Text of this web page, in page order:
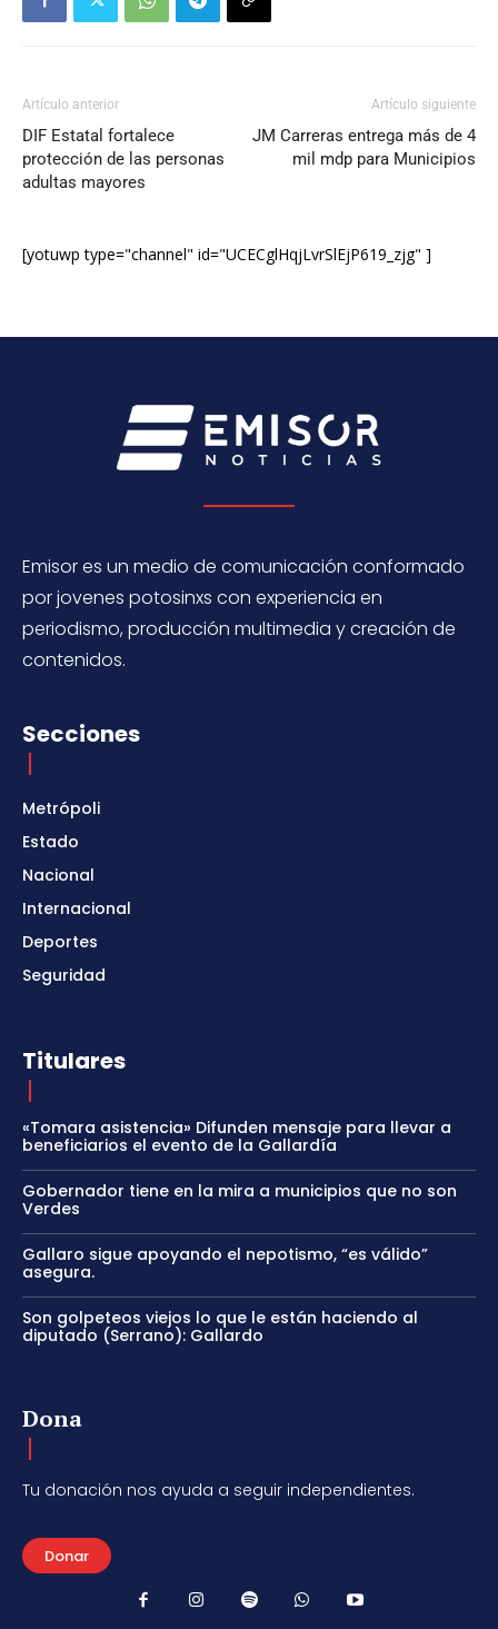
Artículo anterior
DIF Estatal fortalece
protección de las personas
adultas mayores
Artículo siguiente
JM Carreras entrega más de 4
mil mdp para Municipios
[yotuwp type="channel" id="UCECglHqjLvrSlEjP619_zjg" ]
Emisor es un medio de comunicación conformado
por jovenes potosinxs con experiencia en
periodismo, producción multimedia y creación de
contenidos.
Secciones
Metrópoli
Estado
Nacional
Internacional
Deportes
Seguridad
Titulares
«Tomara asistencia» Difunden mensaje para llevar a
beneficiarios el evento de la Gallardía
Gobernador tiene en la mira a municipios que no son
Verdes
Gallaro sigue apoyando el nepotismo, “es válido”
asegura.
Son golpeteos viejos lo que le están haciendo al
diputado (Serrano): Gallardo
Dona
Tu donación nos ayuda a seguir independientes.
Donar